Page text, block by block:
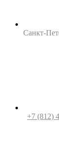
Санкт-
+7 (812)